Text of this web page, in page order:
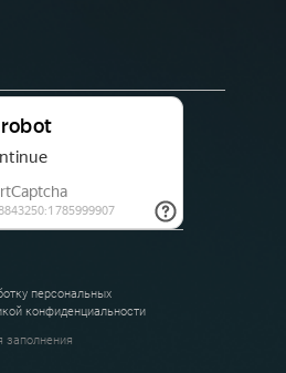
персональных
конфиденциальности
заполнения